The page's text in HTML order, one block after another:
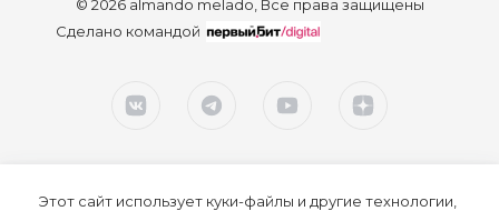
© 2026 almando melado, Все права защищены
Сделано командой
Этот сайт использует куки-файлы и другие технологии,